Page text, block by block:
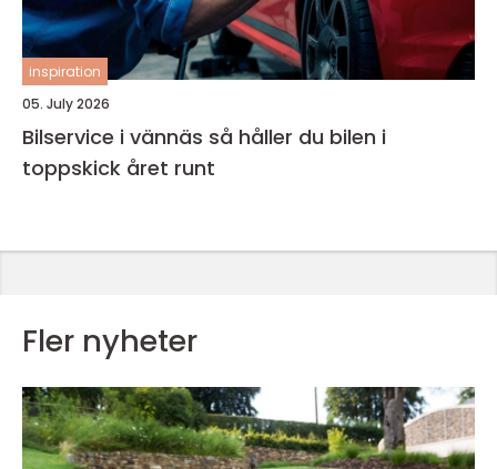
inspiration
05. July 2026
Bilservice i vännäs så håller du bilen i
toppskick året runt
Fler nyheter